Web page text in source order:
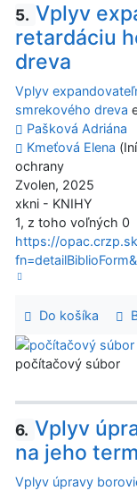
5. Vplyv
retardáciu
dreva
Vplyv
smrekového dreva
Pašková Adriána
Kmeťová Elena
ochrany
Zvolen, 2025
xkni - KNIHY
1, z toho voľných 0
https://
Do košíka
počítačový súbor
6. Vplyv
na jeho
Vplyv úpravy